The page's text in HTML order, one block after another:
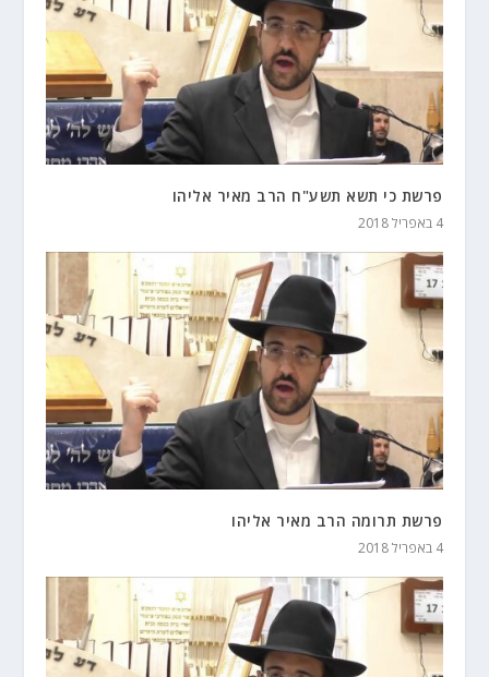
פרשת כי תשא תשע"ח הרב מאיר אליהו
4 באפריל 2018
פרשת תרומה הרב מאיר אליהו
4 באפריל 2018